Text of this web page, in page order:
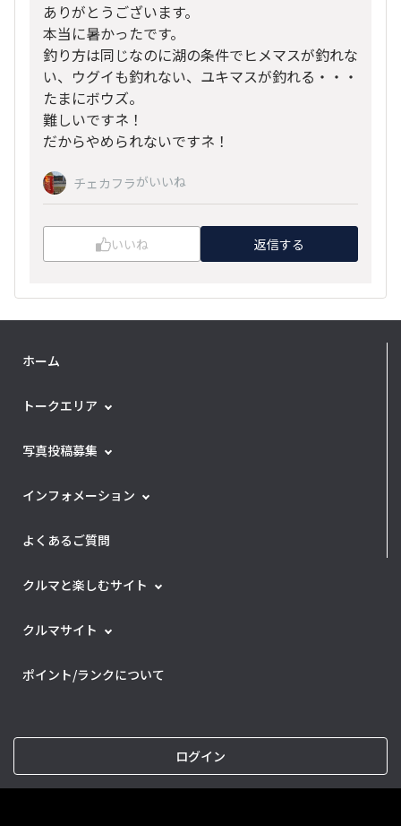
ありがとうございます。
本当に暑かったです。
釣り方は同じなのに湖の条件でヒメマスが釣れな
い、ウグイも釣れない、ユキマスが釣れる・・・
たまにボウズ。
難しいですネ！
だからやめられないですネ！
チェカフラがいいね
いいね 返信する
ホーム
トークエリア
写真投稿募集
インフォメーション
よくあるご質問
クルマと楽しむサイト
クルマサイト
ポイント/ランクについて
ログイン